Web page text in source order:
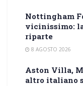
Nottingham
vicinissimo:
riparte
8 AGOSTO 2026
Aston Villa,
altro italiano